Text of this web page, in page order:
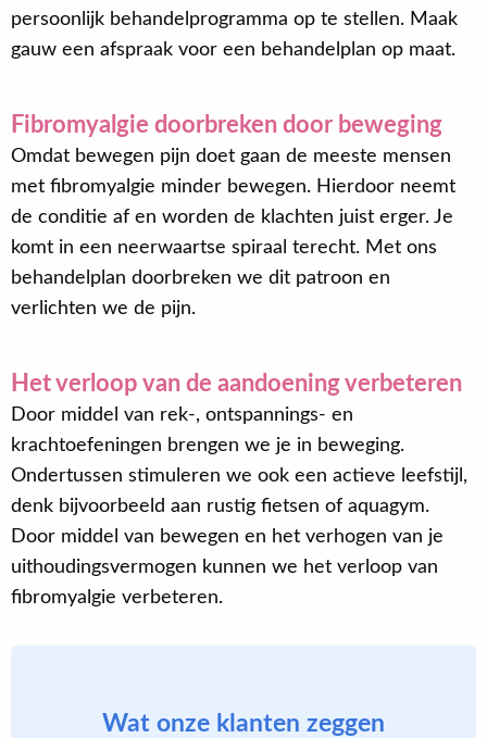
persoonlijk behandelprogramma op te stellen. Maak
gauw een afspraak voor een behandelplan op maat.
Fibromyalgie doorbreken door beweging
Omdat bewegen pijn doet gaan de meeste mensen
met fibromyalgie minder bewegen. Hierdoor neemt
de conditie af en worden de klachten juist erger. Je
komt in een neerwaartse spiraal terecht. Met ons
behandelplan doorbreken we dit patroon en
verlichten we de pijn.
Het verloop van de aandoening verbeteren
Door middel van rek-, ontspannings- en
krachtoefeningen brengen we je in beweging.
Ondertussen stimuleren we ook een actieve leefstijl,
denk bijvoorbeeld aan rustig fietsen of aquagym.
Door middel van bewegen en het verhogen van je
uithoudingsvermogen kunnen we het verloop van
fibromyalgie verbeteren.
Wat onze klanten zeggen